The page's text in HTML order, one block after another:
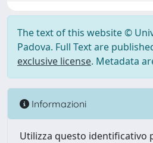
The text of this website ©
Padova. Full Text are
exclusive license. Metadata
Informazioni
Utilizza questo identificativo